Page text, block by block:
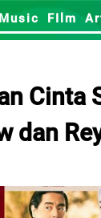
Music FIlm
Cinta
dan